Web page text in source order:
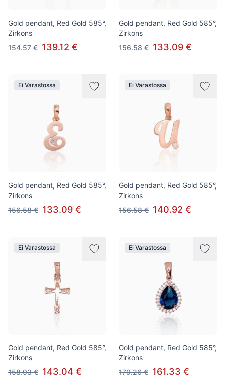
Gold pendant, Red Gold 585°,
Zirkons
154.57 € 139.12 €
Gold pendant, Red Gold 585°,
Zirkons
156.58 € 133.09 €
Ei Varastossa
Gold pendant, Red Gold 585°,
Zirkons
156.58 € 133.09 €
Ei Varastossa
Gold pendant, Red Gold 585°,
Zirkons
156.58 € 140.92 €
Ei Varastossa
Gold pendant, Red Gold 585°,
Zirkons
158.93 € 143.04 €
Ei Varastossa
Gold pendant, Red Gold 585°,
Zirkons
179.26 € 161.33 €